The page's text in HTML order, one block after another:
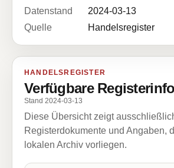
Datenstand
2024-03-13
Quelle
Handelsregister
HANDELSREGISTER
Verfügbare
Stand 2024-03-13
Diese Übersicht zeigt
Registerdokumente und Angaben,
lokalen Archiv vorliegen.